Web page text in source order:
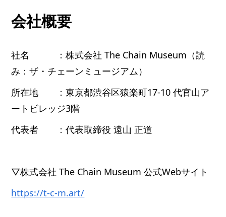
会社概要
社名 ：株式会社 The Chain Museum（読
み：ザ・チェーンミュージアム）
所在地 ：東京都渋谷区猿楽町17-10 代官山ア
ートビレッジ3階
代表者 ：代表取締役 遠山 正道
▽株式会社 The Chain Museum 公式Webサイト
https://t-c-m.art/